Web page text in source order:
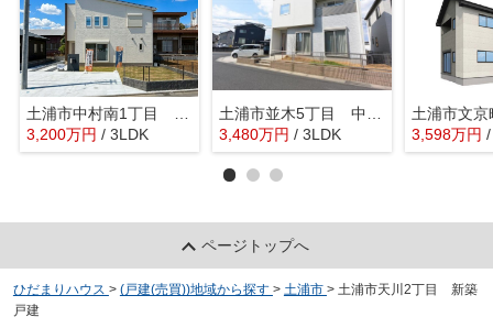
土浦市中村南1丁目 新築戸建 2号棟
3,200万円 / 3LDK
土浦市並木5丁目 中古戸建
3,480万円 / 3LDK 3,598万円
ページトップへ
ひだまりハウス > (戸建(売買))地域から探す > 土浦市 > 土浦市天川2丁目 新築
戸建